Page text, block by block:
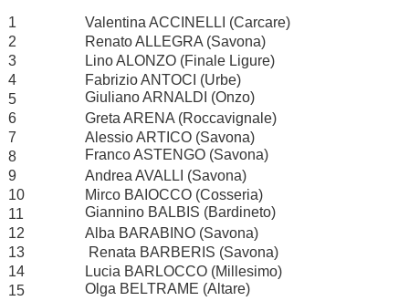
1
Valentina ACCINELLI (Carcare)
2
Renato ALLEGRA (Savona)
3
Lino ALONZO (Finale Ligure)
4
Fabrizio ANTOCI (Urbe)
5
Giuliano ARNALDI (Onzo)
6
Greta ARENA (Roccavignale)
7
Alessio ARTICO (Savona)
8
Franco ASTENGO (Savona)
9
Andrea AVALLI (Savona)
10
Mirco BAIOCCO (Cosseria)
11
Giannino BALBIS (Bardineto)
12
Alba BARABINO (Savona)
13
Renata BARBERIS (Savona)
14
Lucia BARLOCCO (Millesimo)
15
Olga BELTRAME (Altare)